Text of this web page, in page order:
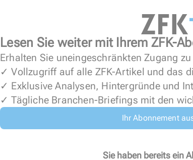
Lesen Sie weiter mit Ihrem ZFK-
Erhalten Sie uneingeschränkten Zugang
✓ Vollzugriff auf alle ZFK-Artikel und das
✓ Exklusive Analysen, Hintergründe und
✓ Tägliche Branchen-Briefings mit den
Ihr Abonnement
Sie haben bereits ein